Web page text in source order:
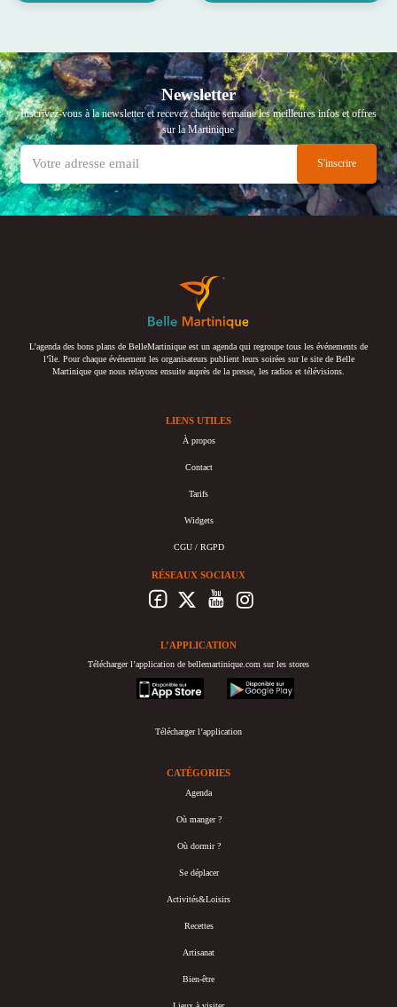
Newsletter
Inscrivez-vous à la newsletter et recevez chaque semaine les meilleures infos et offres
sur la Martinique
L’agenda des bons plans de BelleMartinique est un agenda qui regroupe tous les événements de
l’île. Pour chaque événement les organisateurs publient leurs soirées sur le site de Belle
Martinique que nous relayons ensuite auprès de la presse, les radios et télévisions.
LIENS UTILES
À propos
Contact
Tarifs
Widgets
CGU / RGPD
RÉSEAUX SOCIAUX
L’APPLICATION
Télécharger l’application de bellemartinique.com sur les stores
appstore
googleplay
Télécharger l’application
CATÉGORIES
Agenda
Où manger ?
Où dormir ?
Se déplacer
Activités&Loisirs
Recettes
Artisanat
Bien-être